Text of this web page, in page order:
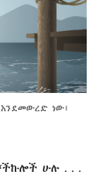
ነው፤
ሁሉ . . .